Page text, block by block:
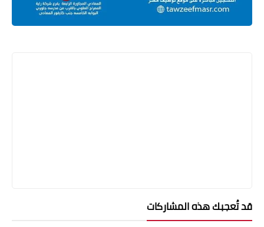
قد تُعجبك هذه المشاركات